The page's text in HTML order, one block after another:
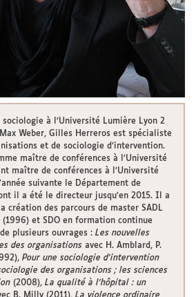
à l’Université Lumière Lyon 2
Weber, Gilles Herreros est spécialiste
et de sociologie d’intervention.
maître de conférences à l’Université
maître de conférences à l’Université
suivante le Département de
il a été le directeur jusqu’en 2015. Il a
création des parcours de master SADL
et SDO en formation continue
plusieurs ouvrages : Les nouvelles
des organisations avec H. Amblard, P.
Pour une sociologie d’intervention
des organisations ; les sciences
(2008), La qualité à l’hôpital : un